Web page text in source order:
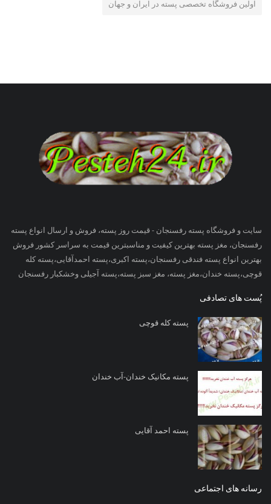
اولین فروشگاه تخصصی پسته در ایران و جهان
سایت و فروشگاه پسته رفسنجان - قیمت روز پسته، فروش و ارسال انواع پسته
رفسنجان، مغز پسته بهترین کیفیت و مناسبترین قیمت به سراسر کشور فروش
بهترین انواع پسته فندقی رفسنجان،پسته اکبری،پسته احمدآقایی،پسته کله
قوچی،پسته خندان،مغز پسته، مغز سبز پسته،پسته آجیلی وخشکبار رفسنجان
پُست های تصادفی
پسته کله قوچی
پسته مکانیک خندان-آب خندان
پسته احمد آقایی
رسانه های اجتماعی